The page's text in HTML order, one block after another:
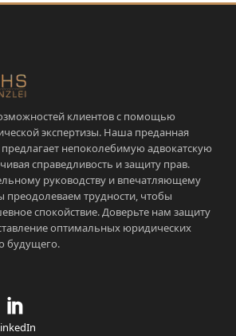
клиентов с помощью
экспертизы. Наша преданная
непоколебимую адвокатскую
справедливость и защиту прав.
руководству и впечатляющему
преодолеваем трудности, чтобы
спокойствие. Доверьте нам защиту
оптимальных юридических
будущего.